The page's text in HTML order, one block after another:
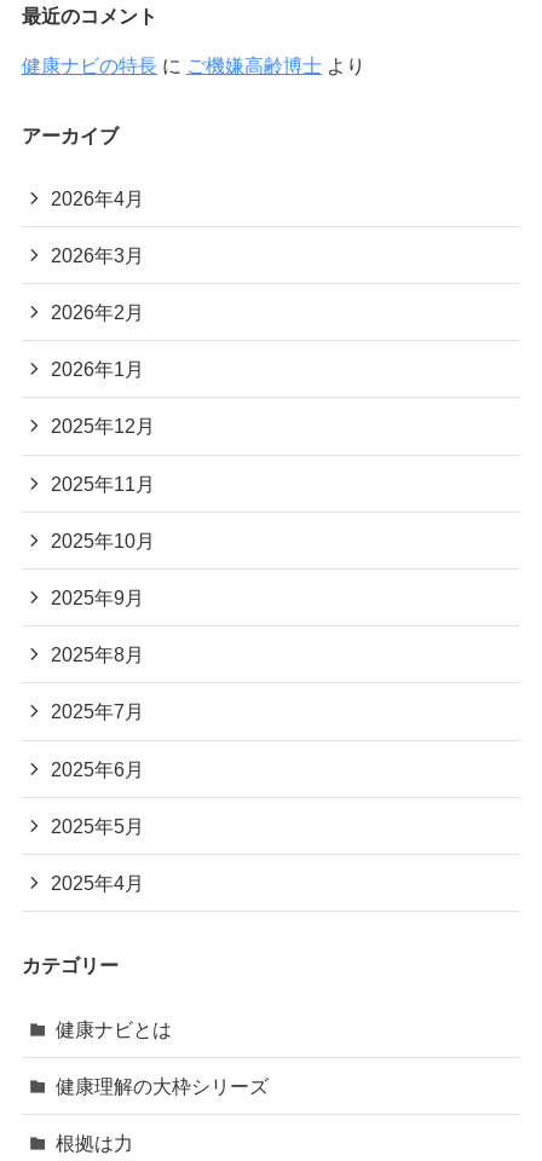
最近のコメント
健康ナビの特長に ご機嫌高齢博士より
アーカイブ
2026年4月
2026年3月
2026年2月
2026年1月
2025年12月
2025年11月
2025年10月
2025年9月
2025年8月
2025年7月
2025年6月
2025年5月
2025年4月
カテゴリー
健康ナビとは
健康理解の大枠シリーズ
根拠は力